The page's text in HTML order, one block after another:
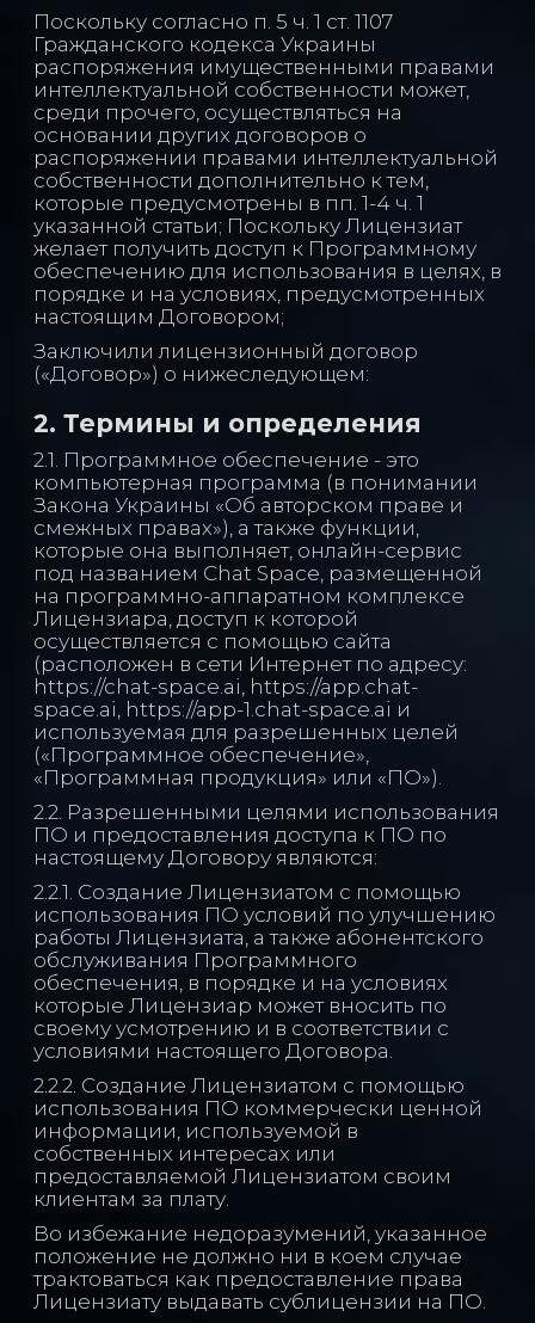
Поскольку согласно п. 5 ч. 1 ст. 1107
Гражданского кодекса Украины
распоряжения имущественными правами
интеллектуальной собственности может,
среди прочего, осуществляться на
основании других договоров о
распоряжении правами интеллектуальной
собственности дополнительно к тем,
которые предусмотрены в пп. 1-4 ч. 1
указанной статьи; Поскольку Лицензиат
желает получить доступ к Программному
обеспечению для использования в целях, в
порядке и на условиях, предусмотренных
настоящим Договором;
Заключили лицензионный договор
(«Договор») о нижеследующем:
2. Термины и определения
2.1. Программное обеспечение - это
компьютерная программа (в понимании
Закона Украины «Об авторском праве и
смежных правах»), а также функции,
которые она выполняет, онлайн-сервис
под названием Chat Space, размещенной
на программно-аппаратном комплексе
Лицензиара, доступ к которой
осуществляется с помощью сайта
(расположен в сети Интернет по адресу:
https://chat-space.ai, https://app.chat-
space.ai, https://app-1.chat-space.ai и
используемая для разрешенных целей
(«Программное обеспечение»,
«Программная продукция» или «ПО»).
2.2. Разрешенными целями использования
ПО и предоставления доступа к ПО по
настоящему Договору являются:
2.2.1. Создание Лицензиатом с помощью
использования ПО условий по улучшению
работы Лицензиата, а также абонентского
обслуживания Программного
обеспечения, в порядке и на условиях
которые Лицензиар может вносить по
своему усмотрению и в соответствии с
условиями настоящего Договора.
2.2.2. Cоздание Лицензиатом с помощью
использования ПО коммерчески ценной
информации, используемой в
собственных интересах или
предоставляемой Лицензиатом своим
клиентам за плату.
Во избежание недоразумений, указанное
положение не должно ни в коем случае
трактоваться как предоставление права
Лицензиату выдавать сублицензии на ПО.